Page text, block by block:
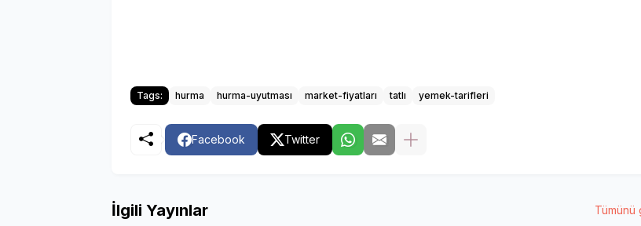
Tags: hurma hurma-uyutması market-fiyatları tatlı yemek-tarifleri
Facebook Twitter
İlgili Yayınlar Tümünü